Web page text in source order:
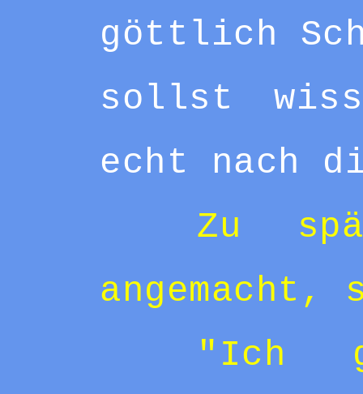
göttlich
sollst
echt nach
Zu
"Ich